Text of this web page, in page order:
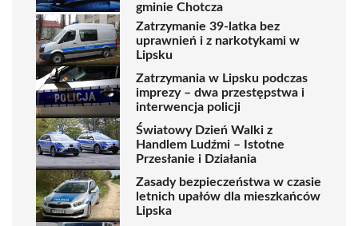
gminie Chotcza
Zatrzymanie 39-latka bez
uprawnień i z narkotykami w
Lipsku
Zatrzymania w Lipsku podczas
imprezy – dwa przestępstwa i
interwencja policji
Światowy Dzień Walki z
Handlem Ludźmi – Istotne
Przesłanie i Działania
Zasady bezpieczeństwa w czasie
letnich upałów dla mieszkańców
Lipska